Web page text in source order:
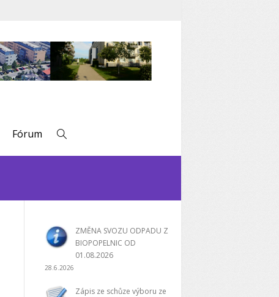
Fórum
ZMĚNA SVOZU ODPADU Z
BIOPOPELNIC OD
01.08.2026
28.6.2026
Zápis ze schůze výboru ze